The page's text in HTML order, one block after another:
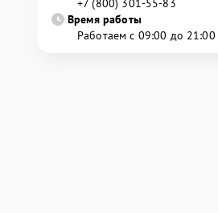
+7 (800) 301-55-83
Время работы
Работаем с 09:00 до 21:00